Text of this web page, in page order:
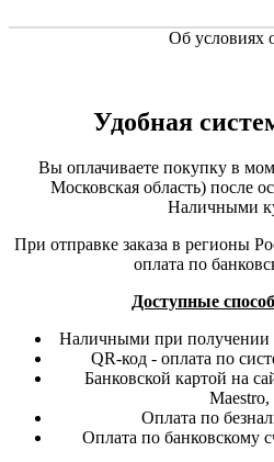
Об условиях
Удобная
Вы оплачиваете покупку в
Московская область) после
Наличными
При отправке заказа в регионы
оплата по
Доступные
Наличными при
QR-код - оплата по
Банковской картой на
Оплата по
Оплата по